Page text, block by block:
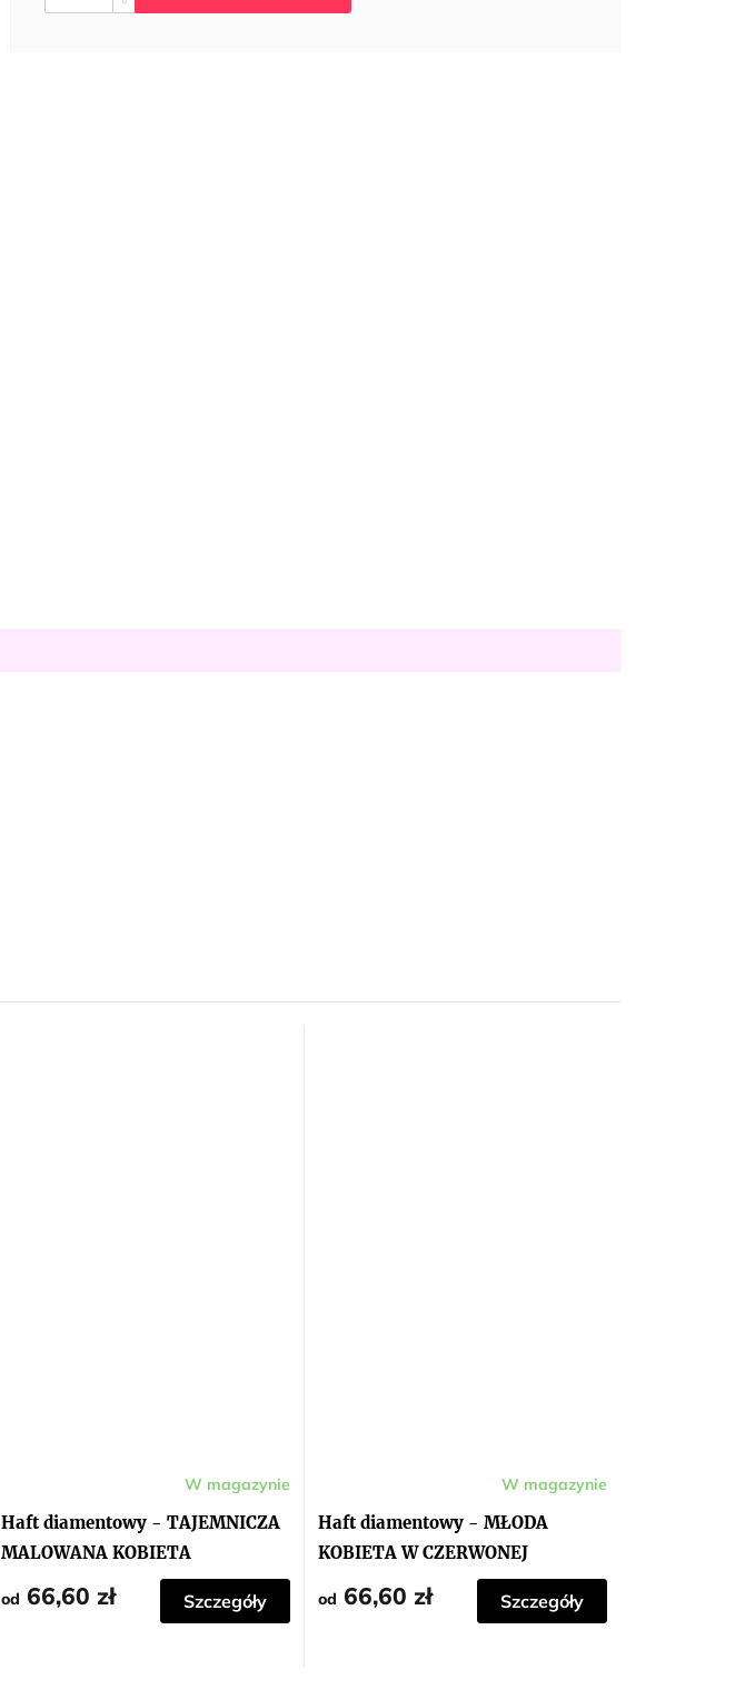
Haft diamentowy - TAJEMNICZA
MALOWANA KOBIETA
W magazynie
od 66,60 zł Szczegóły
Haft diamentowy - MŁODA
KOBIETA W CZERWONEJ
SUKIENCE
W magazynie
od 66,60 zł Szczegóły